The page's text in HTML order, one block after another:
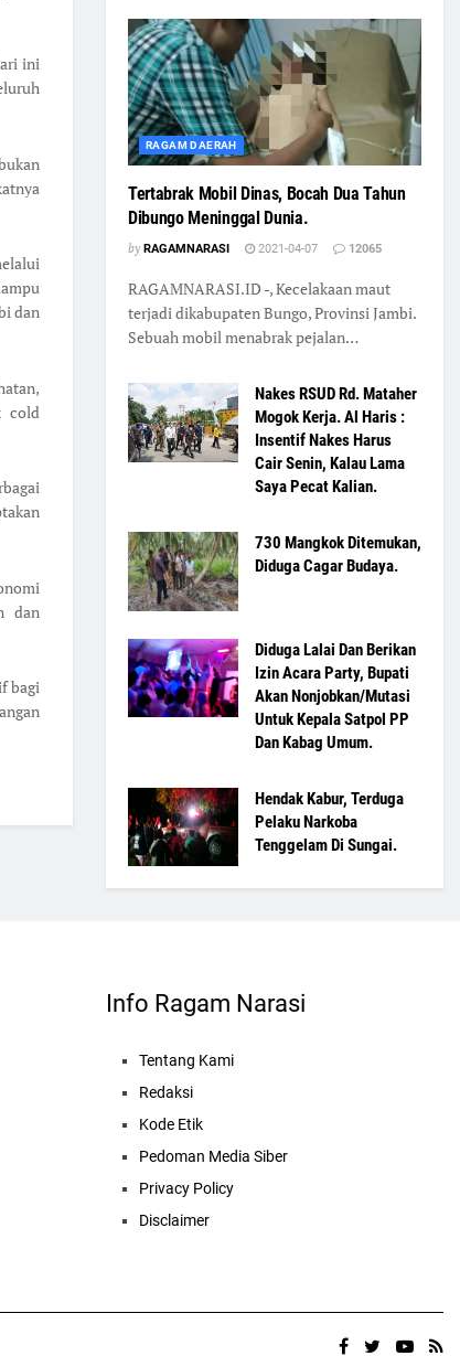
ini
dan
cold
dan
bagi
RAGAM DAERAH
Tertabrak Mobil Dinas, Bocah Dua Tahun
Dibungo Meninggal Dunia.
by RAGAMNARASI 2021-04-07 12065
RAGAMNARASI.ID -, Kecelakaan maut
terjadi dikabupaten Bungo, Provinsi Jambi.
Sebuah mobil menabrak pejalan…
Nakes RSUD Rd. Mataher
Mogok Kerja. Al Haris :
Insentif Nakes Harus
Cair Senin, Kalau Lama
Saya Pecat Kalian.
730 Mangkok Ditemukan,
Diduga Cagar Budaya.
Diduga Lalai Dan Berikan
Izin Acara Party, Bupati
Akan Nonjobkan/Mutasi
Untuk Kepala Satpol PP
Dan Kabag Umum.
Hendak Kabur, Terduga
Pelaku Narkoba
Tenggelam Di Sungai.
Info Ragam Narasi
Tentang Kami
Redaksi
Kode Etik
Pedoman Media Siber
Privacy Policy
Disclaimer